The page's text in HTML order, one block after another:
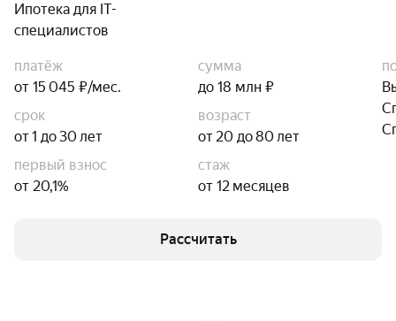
Ипотека для IT-
специалистов
платёж
от 15 045 ₽/мес.
сумма
до 18 млн ₽
срок
от 1 до 30 лет
возраст
от 20 до 80 лет
первый взнос
от 20,1%
стаж
от 12 месяцев
Рассчитать